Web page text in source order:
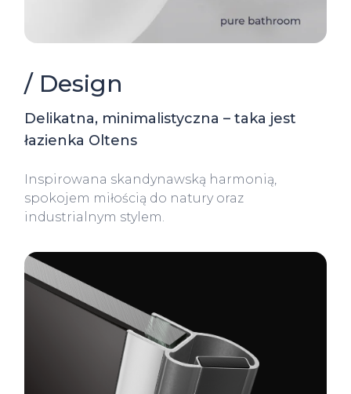
/ Design
Delikatna, minimalistyczna – taka jest
łazienka Oltens
Inspirowana skandynawską harmonią,
spokojem miłością do natury oraz
industrialnym stylem.